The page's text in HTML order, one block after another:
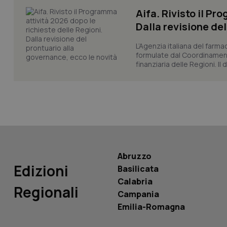
Aifa. Rivisto il
Dalla revisione
L’Agenzia italiana del
formulate dal
finanziaria delle Regioni. Il
Edizioni
Regionali
Abruzzo
Basilicata
Calabria
Campania
Emilia-Romagna
PHPSESSID